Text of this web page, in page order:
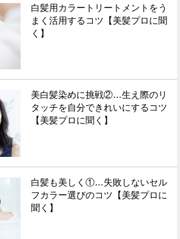
ェ
白髪用カラートリートメントをう
まく活用するコツ【美髪プロに聞
く】
美白髪染めに挑戦②…生え際のリ
タッチを自分できれいにするコツ
【美髪プロに聞く】
白髪も美しく①…失敗しないセル
フカラー選びのコツ【美髪プロに
聞く】